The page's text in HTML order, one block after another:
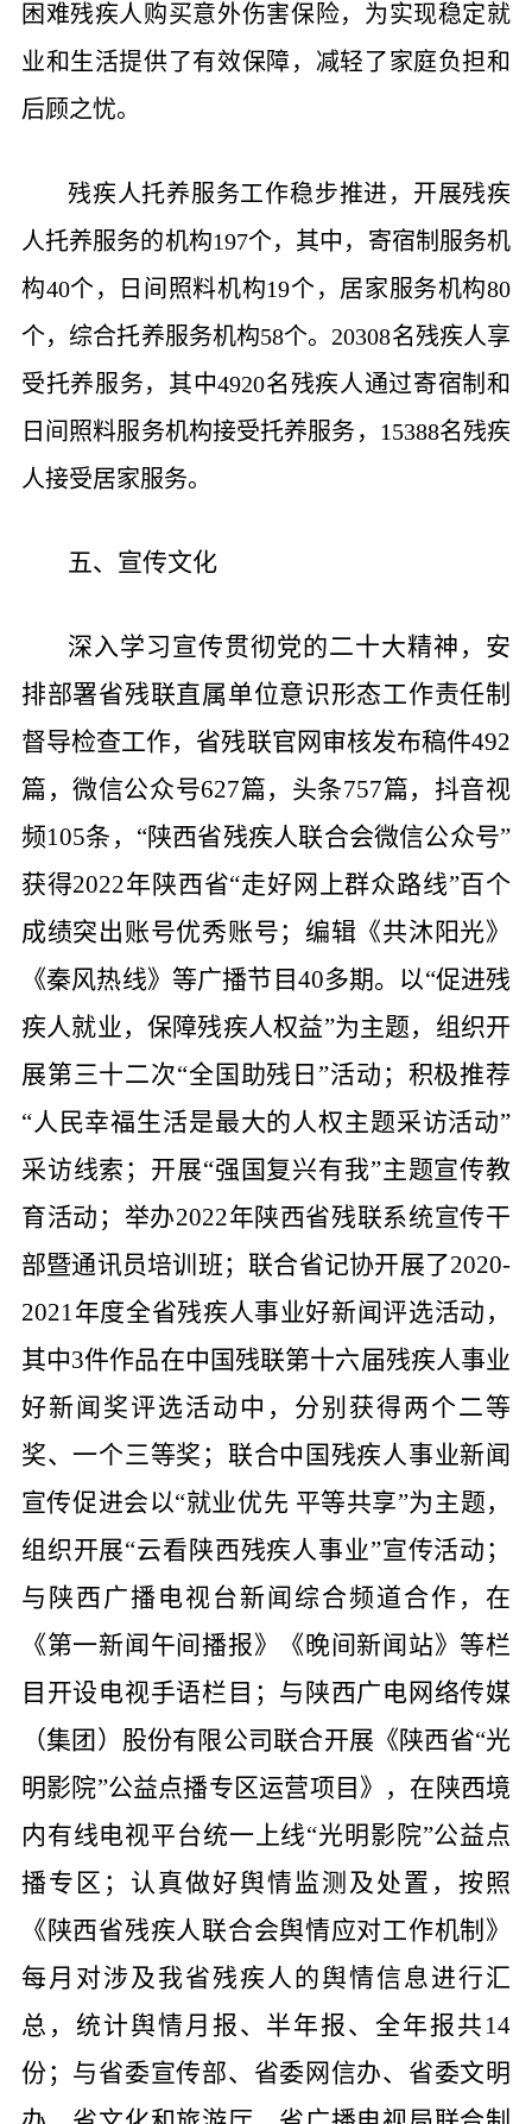
困难残疾人购买意外伤害保险，为实现稳定就
业和生活提供了有效保障，减轻了家庭负担和
后顾之忧。
残疾人托养服务工作稳步推进，开展残疾
人托养服务的机构197个，其中，寄宿制服务机
构40个，日间照料机构19个，居家服务机构80
个，综合托养服务机构58个。20308名残疾人享
受托养服务，其中4920名残疾人通过寄宿制和
日间照料服务机构接受托养服务，15388名残疾
人接受居家服务。
五、宣传文化
深入学习宣传贯彻党的二十大精神，安
排部署省残联直属单位意识形态工作责任制
督导检查工作，省残联官网审核发布稿件492
篇，微信公众号627篇，头条757篇，抖音视
频105条，“陕西省残疾人联合会微信公众号”
获得2022年陕西省“走好网上群众路线”百个
成绩突出账号优秀账号；编辑《共沐阳光》
《秦风热线》等广播节目40多期。以“促进残
疾人就业，保障残疾人权益”为主题，组织开
展第三十二次“全国助残日”活动；积极推荐
“人民幸福生活是最大的人权主题采访活动”
采访线索；开展“强国复兴有我”主题宣传教
育活动；举办2022年陕西省残联系统宣传干
部暨通讯员培训班；联合省记协开展了2020-
2021年度全省残疾人事业好新闻评选活动，
其中3件作品在中国残联第十六届残疾人事业
好新闻奖评选活动中，分别获得两个二等
奖、一个三等奖；联合中国残疾人事业新闻
宣传促进会以“就业优先 平等共享”为主题，
组织开展“云看陕西残疾人事业”宣传活动；
与陕西广播电视台新闻综合频道合作，在
《第一新闻午间播报》《晚间新闻站》等栏
目开设电视手语栏目；与陕西广电网络传媒
（集团）股份有限公司联合开展《陕西省“光
明影院”公益点播专区运营项目》，在陕西境
内有线电视平台统一上线“光明影院”公益点
播专区；认真做好舆情监测及处置，按照
《陕西省残疾人联合会舆情应对工作机制》
每月对涉及我省残疾人的舆情信息进行汇
总，统计舆情月报、半年报、全年报共14
份；与省委宣传部、省委网信办、省委文明